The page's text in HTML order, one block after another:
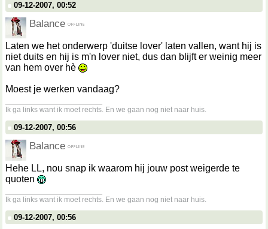
09-12-2007, 00:52
Balance
Laten we het onderwerp 'duitse lover' laten vallen, want hij is
niet duits en hij is m'n lover niet, dus dan blijft er weinig meer
van hem over hè
Moest je werken vandaag?
Ik ga links want ik moet rechts. En we gaan nog niet naar huis.
09-12-2007, 00:56
Balance
Hehe LL, nou snap ik waarom hij jouw post weigerde te
quoten
Ik ga links want ik moet rechts. En we gaan nog niet naar huis.
09-12-2007, 00:56